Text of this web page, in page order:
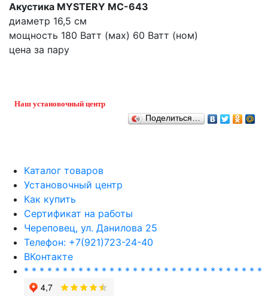
Акустика MYSTERY MC-643
диаметр 16,5 см
мощность 180 Ватт (мах) 60 Ватт (ном)
цена за пару
Наш установочный центр
Поделиться…
Каталог товаров
Установочный центр
Как купить
Сертификат на работы
Череповец, ул. Данилова 25
Телефон: +7(921)723-24-40
ВКонтакте
* * * * * * * * * * * * * * * * * * * * * * * * * * * * * * *